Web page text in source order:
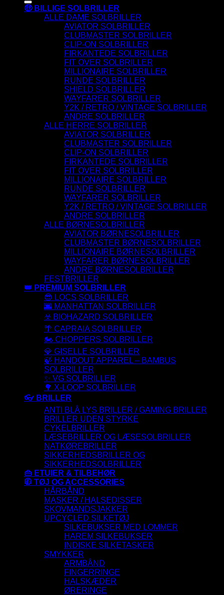
🤑 BILLIGE SOLBRILLER
ALLE DAME SOLBRILLER
AVIATOR SOLBRILLER
CLUBMASTER SOLBRILLER
CLIP-ON SOLBRILLER
FIRKANTEDE SOLBRILLER
FIT OVER SOLBRILLER
MILLIONAIRE SOLBRILLER
RUNDE SOLBRILLER
SHIELD SOLBRILLER
WAYFARER SOLBRILLER
Y2K / RETRO / VINTAGE SOLBRILLER
ANDRE SOLBRILLER
ALLE HERRE SOLBRILLER
AVIATOR SOLBRILLER
CLUBMASTER SOLBRILLER
CLIP-ON SOLBRILLER
FIRKANTEDE SOLBRILLER
FIT OVER SOLBRILLER
MILLIONAIRE SOLBRILLER
RUNDE SOLBRILLER
WAYFARER SOLBRILLER
Y2K / RETRO / VINTAGE SOLBRILLER
ANDRE SOLBRILLER
ALLE BØRNESOLBRILLER
AVIATOR BØRNESOLBRILLER
CLUBMASTER BØRNESOLBRILLER
MILLIONAIRE BØRNESOLBRILLER
WAYFARER BØRNESOLBRILLER
ANDRE BØRNESOLBRILLER
FESTBRILLER
👑 PREMIUM SOLBRILLER
😎 LOCS SOLBRILLER
🌆 MANHATTAN SOLBRILLER
☣️ BIOHAZARD SOLBRILLER
🌴 CAPRAIA SOLBRILLER
🏍️ CHOPPERS SOLBRILLER
💎 GISELLE SOLBRILLER
🍃 HANDOUT APPAREL – BAMBUS
SOLBRILLER
✨ VG SOLBRILLER
🌳 X-LOOP SOLBRILLER
👓 BRILLER
ANTI BLÅ LYS BRILLER / GAMING BRILLER
BRILLER UDEN STYRKE
CYKELBRILLER
LÆSEBRILLER OG LÆSESOLBRILLER
NATKØREBRILLER
SIKKERHEDSBRILLER OG
SIKKERHEDSOLBRILLER
👜 ETUIER & TILBEHØR
🧥 TØJ OG ACCESSORIES
HÅRBÅND
MASKER / HALSEDISSER
SKOVMANDSJAKKER
UPCYCLED SILKETØJ
SILKEBUKSER MED LOMMER
HAREM SILKEBUKSER
INDISKE SILKETASKER
SMYKKER
ARMBÅND
FINGERRINGE
HALSKÆDER
ØRERINGE